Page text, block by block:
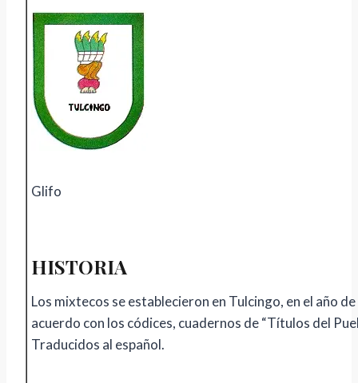
Glifo
HISTORIA
Los mixtecos se establecieron en Tulcingo, en el año
acuerdo con los códices, cuadernos de “Títulos del
Traducidos al español.